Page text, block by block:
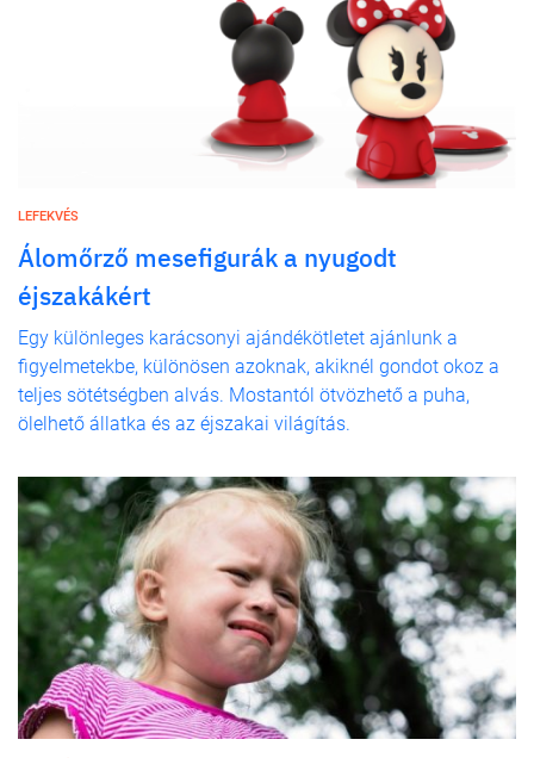
LEFEKVÉS
Álomőrző mesefigurák a nyugodt
éjszakákért
Egy különleges karácsonyi ajándékötletet ajánlunk a
figyelmetekbe, különösen azoknak, akiknél gondot okoz a
teljes sötétségben alvás. Mostantól ötvözhető a puha,
ölelhető állatka és az éjszakai világítás.